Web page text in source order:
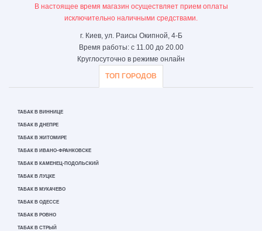
В настоящее время магазин осуществляет прием оплаты
исключительно наличными средствами.
г. Киев, ул. Раисы Окипной, 4-Б
Время работы: с 11.00 до 20.00
Круглосуточно в режиме онлайн
ТОП ГОРОДОВ
ТАБАК В ВИННИЦЕ
ТАБАК В ДНЕПРЕ
ТАБАК В ЖИТОМИРЕ
ТАБАК В ИВАНО-ФРАНКОВСКЕ
ТАБАК В КАМЕНЕЦ-ПОДОЛЬСКИЙ
ТАБАК В ЛУЦКЕ
ТАБАК В МУКАЧЕВО
ТАБАК В ОДЕССЕ
ТАБАК В РОВНО
ТАБАК В СТРЫЙ